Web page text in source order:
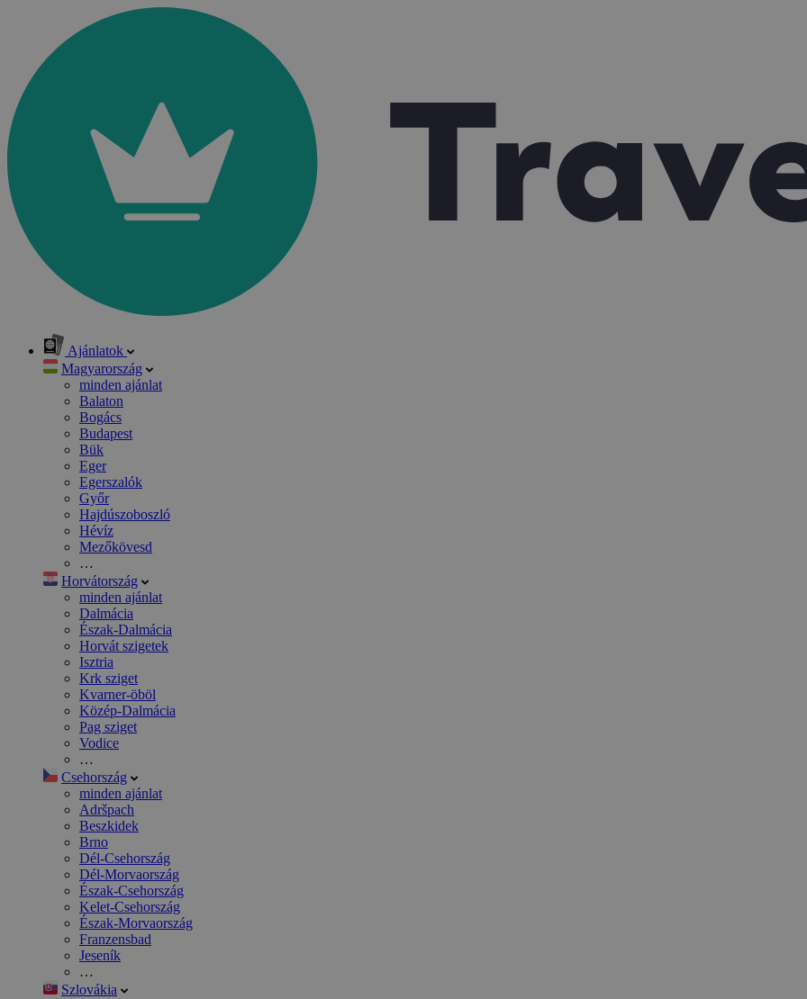
Ajánlatok
Magyarország
minden ajánlat
Balaton
Bogács
Budapest
Bük
Eger
Egerszalók
Győr
Hajdúszoboszló
Hévíz
Mezőkövesd
…
Horvátország
minden ajánlat
Dalmácia
Észak-Dalmácia
Horvát szigetek
Isztria
Krk sziget
Kvarner-öböl
Közép-Dalmácia
Pag sziget
Vodice
…
Csehország
minden ajánlat
Adršpach
Beszkidek
Brno
Dél-Csehország
Dél-Morvaország
Észak-Csehország
Kelet-Csehország
Észak-Morvaország
Franzensbad
Jeseník
…
Szlovákia